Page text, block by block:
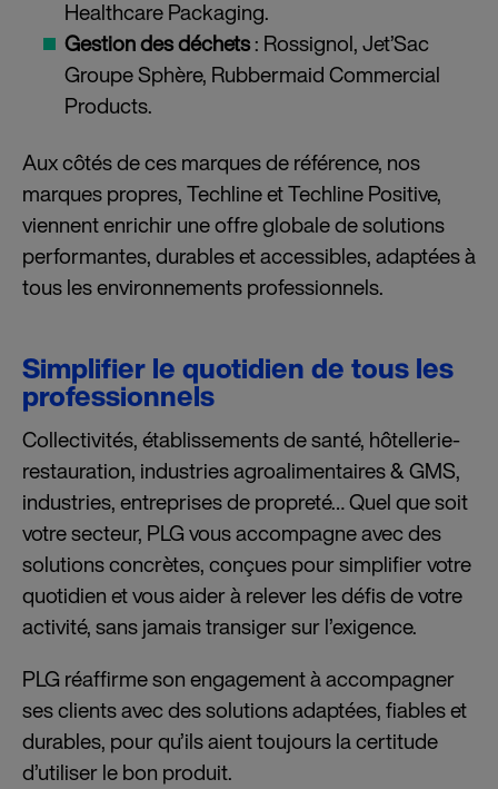
Healthcare Packaging.
Gestion des déchets: Rossignol, Jet’Sac
Groupe Sphère, Rubbermaid Commercial
Products.
Aux côtés de ces marques de référence, nos
marques propres, Techline et Techline Positive,
viennent enrichir une offre globale de solutions
performantes, durables et accessibles, adaptées à
tous les environnements professionnels.
Simplifier le quotidien de tous les
professionnels
Collectivités, établissements de santé, hôtellerie-
restauration, industries agroalimentaires & GMS,
industries, entreprises de propreté… Quel que soit
votre secteur, PLG vous accompagne avec des
solutions concrètes, conçues pour simplifier votre
quotidien et vous aider à relever les défis de votre
activité, sans jamais transiger sur l’exigence.
PLG réaffirme son engagement à accompagner
ses clients avec des solutions adaptées, fiables et
durables, pour qu’ils aient toujours la certitude
d’utiliser le bon produit.